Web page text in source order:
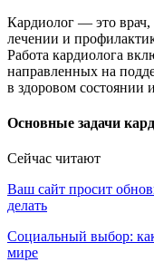
Кардиолог — это
лечении и
Работа кардиолога
направленных на
в здоровом состоянии
Основные задачи
Сейчас читают
Ваш сайт просит
делать
Социальный выбор:
мире